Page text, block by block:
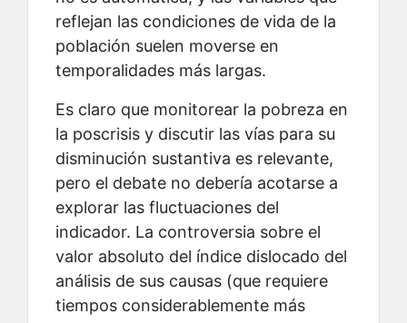
reflejan las condiciones de vida de la
población suelen moverse en
temporalidades más largas.
Es claro que monitorear la pobreza en
la poscrisis y discutir las vías para su
disminución sustantiva es relevante,
pero el debate no debería acotarse a
explorar las fluctuaciones del
indicador. La controversia sobre el
valor absoluto del índice dislocado del
análisis de sus causas (que requiere
tiempos considerablemente más